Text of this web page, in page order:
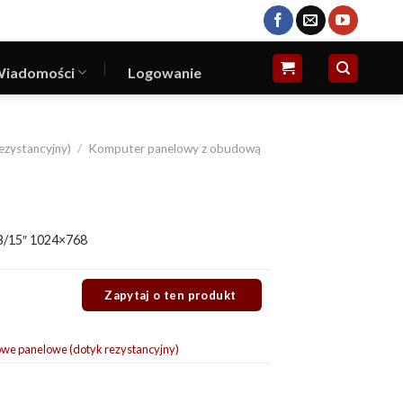
Logowanie
/ Komputer panelowy z obudową
15″ 1024×768
panelowe (dotyk rezystancyjny)